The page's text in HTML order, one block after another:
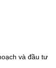
và đầu tư